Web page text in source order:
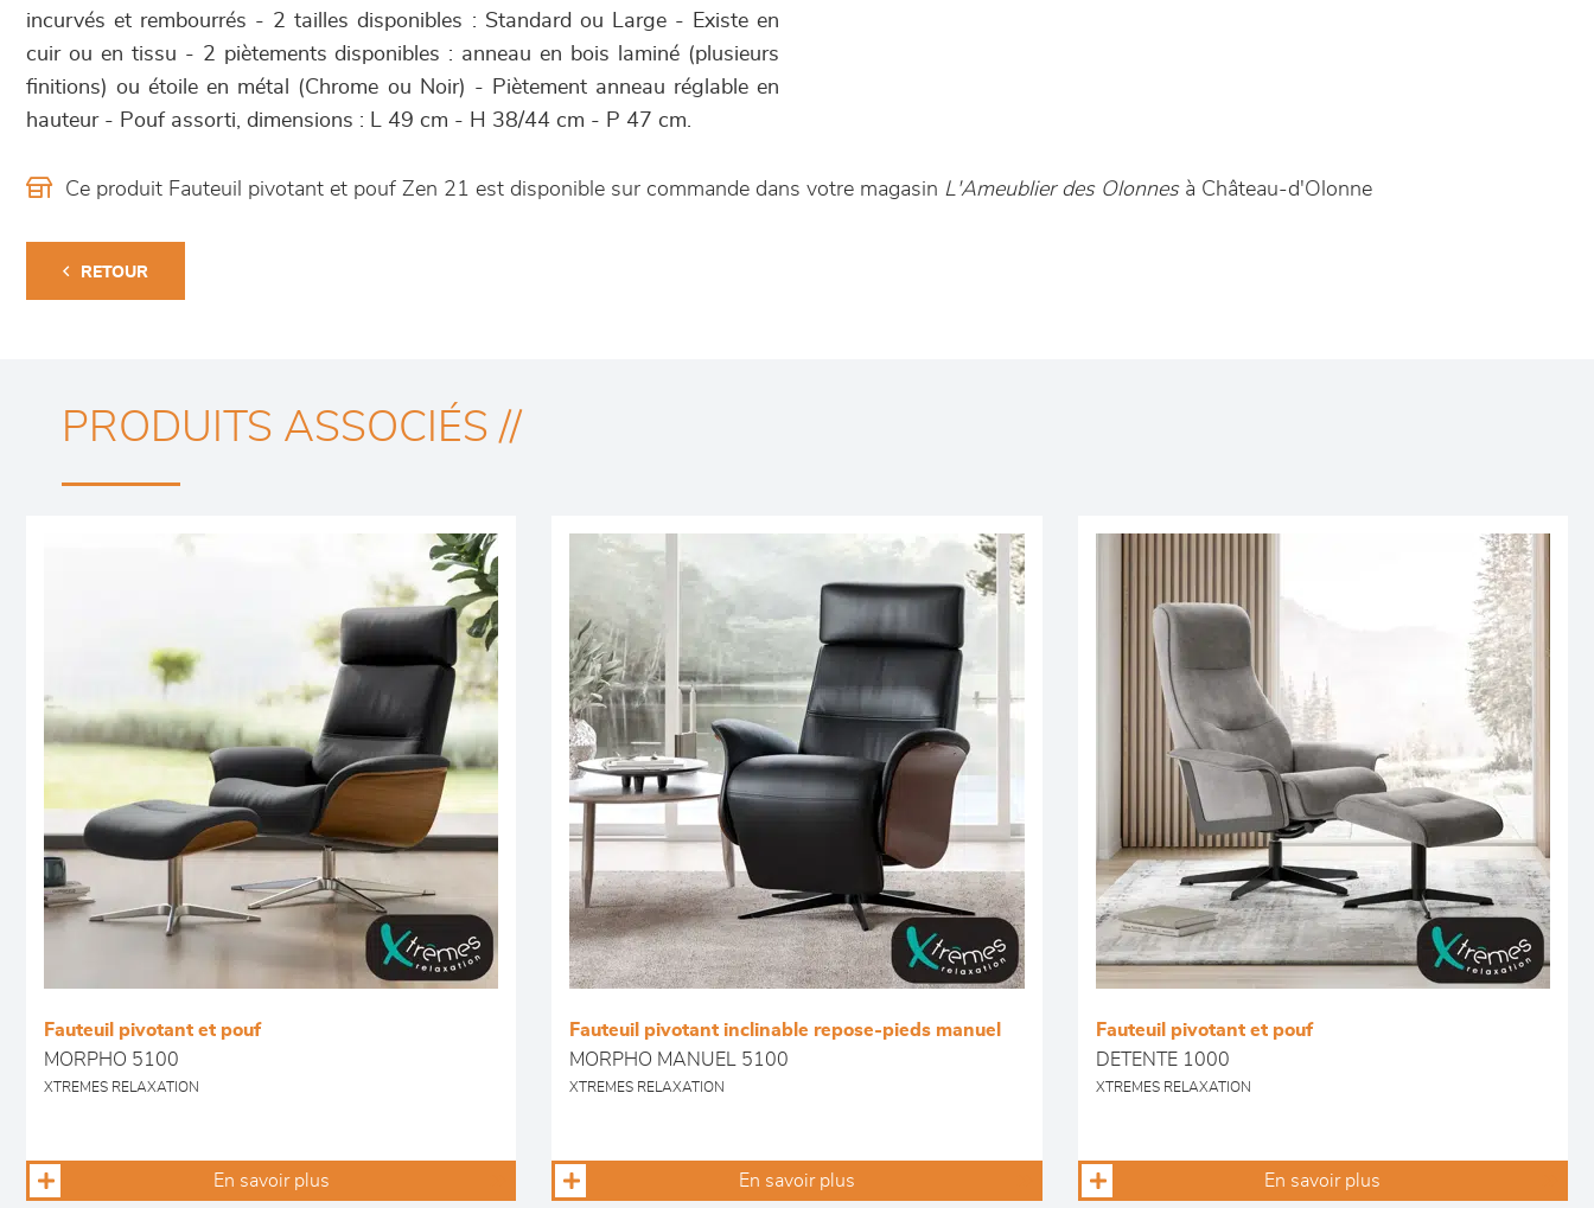
incurvés et rembourrés - 2 tailles disponibles : Standard ou Large - Existe en
cuir ou en tissu - 2 piètements disponibles : anneau en bois laminé (plusieurs
finitions) ou étoile en métal (Chrome ou Noir) - Piètement anneau réglable en
hauteur - Pouf assorti, dimensions : L 49 cm - H 38/44 cm - P 47 cm.
Ce produit Fauteuil pivotant et pouf Zen 21 est disponible sur commande dans votre magasin L'Ameublier des Olonnesà Château-d'Olonne
RETOUR
PRODUITS ASSOCIÉS //
Fauteuil pivotant et pouf
MORPHO 5100
XTREMES RELAXATION
En savoir plus
Fauteuil pivotant inclinable repose-pieds manuel
MORPHO MANUEL 5100
XTREMES RELAXATION
En savoir plus
Fauteuil pivotant et pouf
DETENTE 1000
XTREMES RELAXATION
En savoir plus